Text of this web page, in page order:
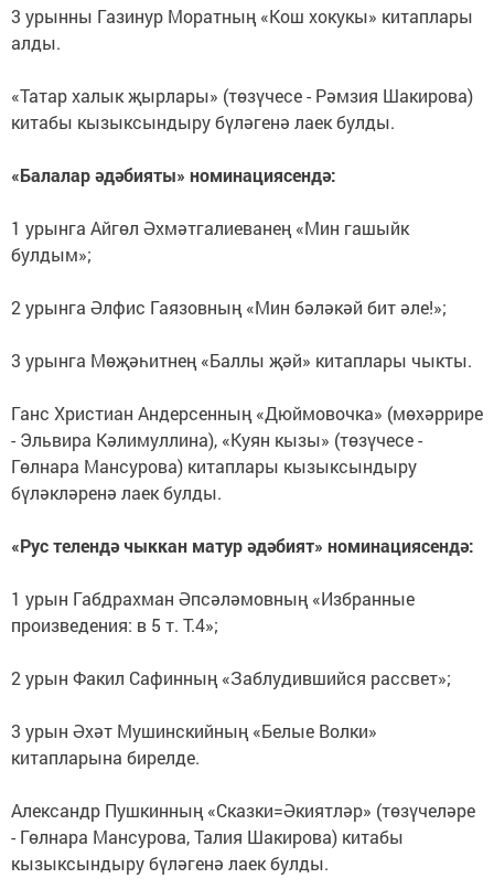
3 урынны Газинур Моратның «Кош хокукы» китаплары
алды.
«Татар халык җырлары» (төзүчесе - Рәмзия Шакирова)
китабы кызыксындыру бүләгенә лаек булды.
«Балалар әдәбияты» номинациясендә:
1 урынга Айгөл Әхмәтгалиеванең «Мин гашыйк
булдым»;
2 урынга Әлфис Гаязовның «Мин бәләкәй бит әле!»;
3 урынга Мөҗәһитнең «Баллы җәй» китаплары чыкты.
Ганс Христиан Андерсенның «Дюймовочка» (мөхәррире
- Эльвира Кәлимуллина), «Куян кызы» (төзүчесе -
Гөлнара Мансурова) китаплары кызыксындыру
бүләкләренә лаек булды.
«Рус телендә чыккан матур әдәбият» номинациясендә:
1 урын Габдрахман Әпсәләмовның «Избранные
произведения: в 5 т. Т.4»;
2 урын Факил Сафинның «Заблудившийся рассвет»;
3 урын Әхәт Мушинскийның «Белые Волки»
китапларына бирелде.
Александр Пушкинның «Сказки=Әкиятләр» (төзүчеләре
- Гөлнара Мансурова, Талия Шакирова) китабы
кызыксындыру бүләгенә лаек булды.